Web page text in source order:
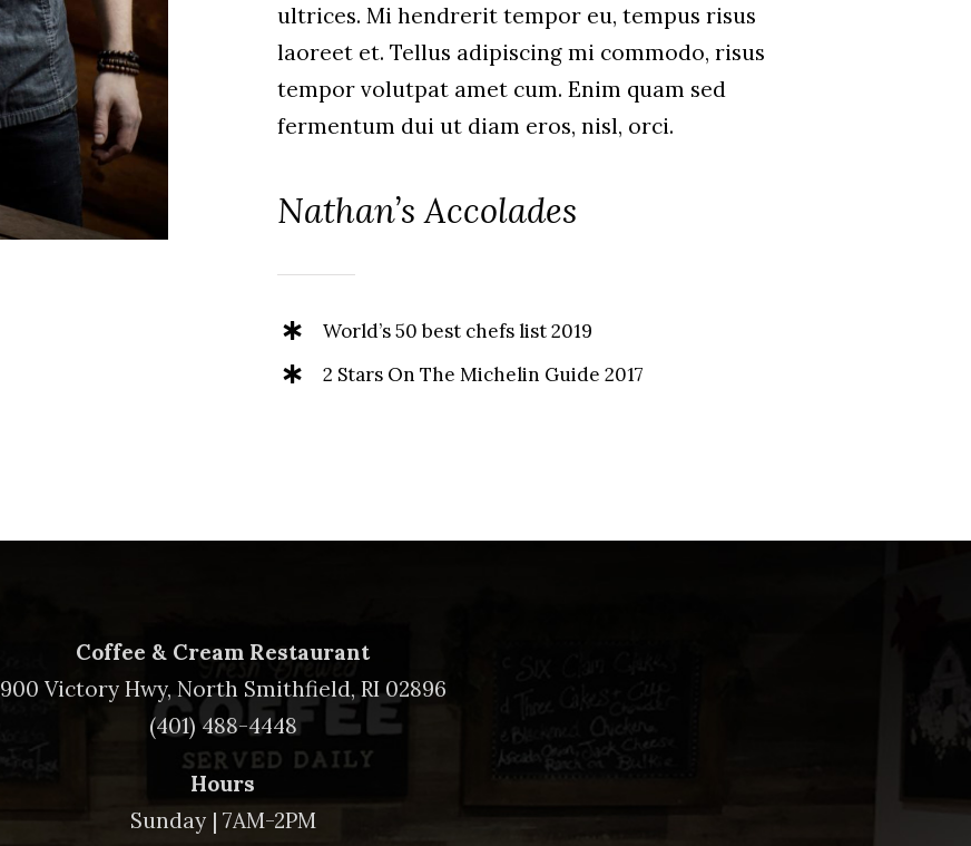
ultrices. Mi hendrerit tempor eu, tempus risus
laoreet et. Tellus adipiscing mi commodo, risus
tempor volutpat amet cum. Enim quam sed
fermentum dui ut diam eros, nisl, orci.
Nathan’s Accolades
World’s 50 best chefs list 2019
2 Stars On The Michelin Guide 2017
Coffee & Cream Restaurant
900 Victory Hwy, North Smithfield, RI 02896
(401) 488-4448
Hours
Sunday | 7AM-2PM